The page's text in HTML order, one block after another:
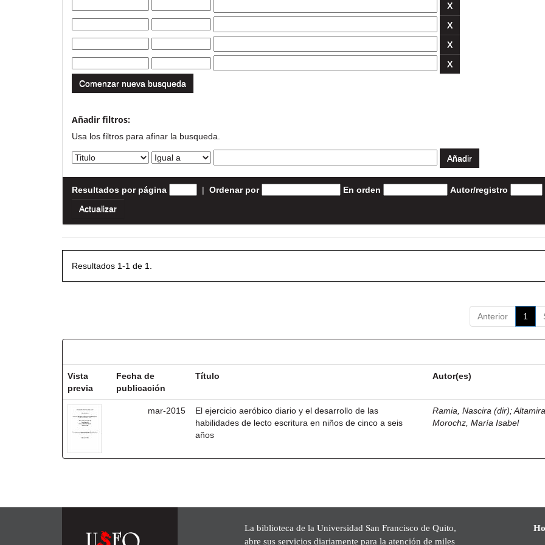
Comenzar nueva busqueda
Añadir filtros:
Usa los filtros para afinar la busqueda.
Resultados por página | Ordenar por En orden Autor/registro
Resultados 1-1 de 1.
Anterior 1
Vista
previa
Fecha de
publicación
Título Autor(es)
mar-2015
El ejercicio aeróbico diario y el desarrollo de las
habilidades de lecto escritura en niños de cinco a seis
años
Ramia, Nascira (dir);
Morochz, María Isabel
La biblioteca de la Universidad San Francisco de Quito,
abre sus servicios diariamente para la atención de miles